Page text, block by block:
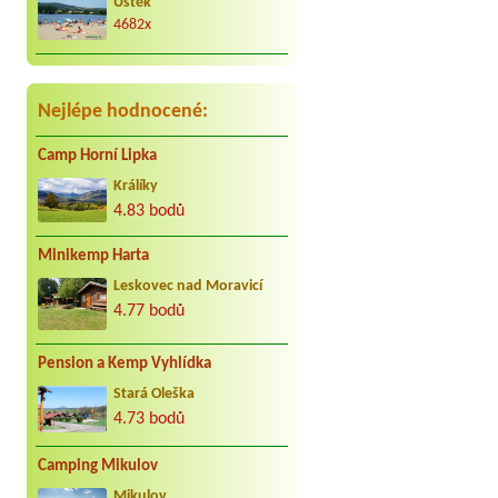
4682x
Nejlépe hodnocené:
Camp Horní Lipka
Králíky
4.83 bodů
Minikemp Harta
Leskovec nad Moravicí
4.77 bodů
Pension a Kemp Vyhlídka
Stará Oleška
4.73 bodů
Camping Mikulov